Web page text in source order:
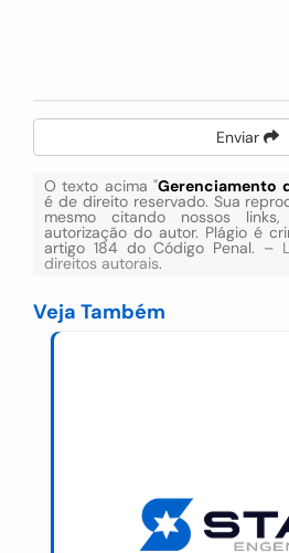
Enviar
O texto acima "Gerenciamento
é de direito reservado. Sua
mesmo citando nossos
autorização do autor. Plágio é
artigo 184 do Código Penal. –
direitos autorais.
Veja Também